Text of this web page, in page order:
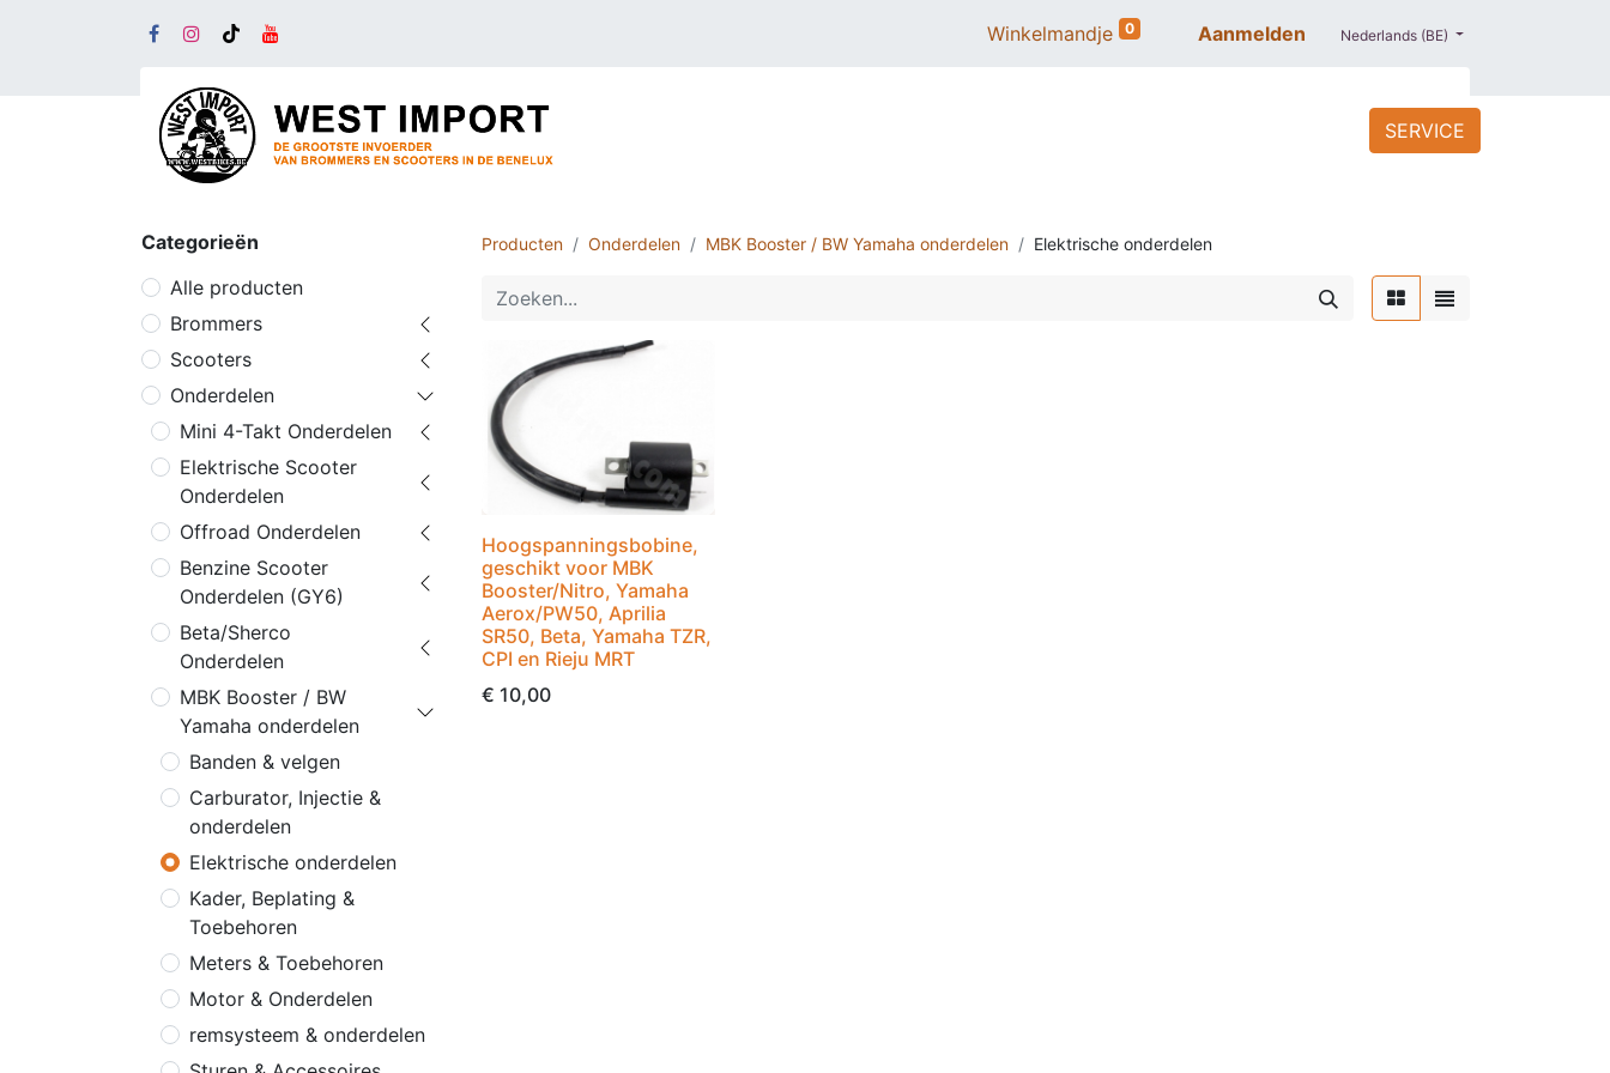
Winkelmandje 0 Aanmelden Nederlands (BE)
PROMO
SERVICE
Categorieën
Alle producten
Brommers
Scooters
Onderdelen
Mini 4-Takt Onderdelen
Elektrische Scooter
Onderdelen
Offroad Onderdelen
Benzine Scooter
Onderdelen (GY6)
Beta/Sherco
Onderdelen
MBK Booster / BW
Yamaha onderdelen
Banden & velgen
Carburator, Injectie &
onderdelen
Elektrische onderdelen
Kader, Beplating &
Toebehoren
Meters & Toebehoren
Motor & Onderdelen
remsysteem & onderdelen
Producten Onderdelen MBK Booster / BW Yamaha onderdelen Elektrische onderdelen
Hoogspanningsbobine,
geschikt voor MBK
Booster/Nitro, Yamaha
Aerox/PW50, Aprilia
SR50, Beta, Yamaha TZR,
CPI en Rieju MRT
€ 10,00